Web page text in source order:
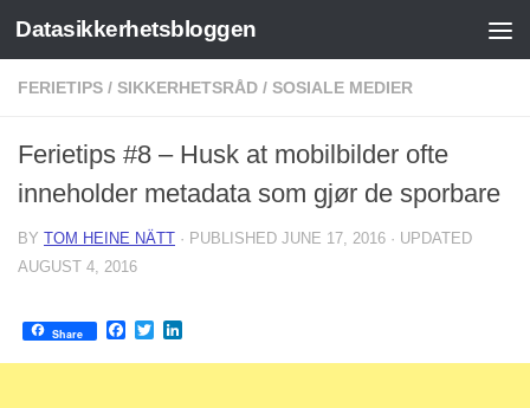
Skip to content
Datasikkerhetsbloggen
FERIETIPS / SIKKERHETSRÅD / SOSIALE MEDIER
Ferietips #8 – Husk at mobilbilder ofte
inneholder metadata som gjør de sporbare
BY TOM HEINE NÄTT · PUBLISHED JUNE 17, 2016 · UPDATED
AUGUST 4, 2016
Share Facebook
Twitter